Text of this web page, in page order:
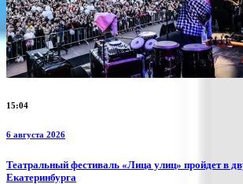
15:04
6 августа 2026
​Театральный фестиваль «Лица улиц» пройдет в
Екатеринбурга